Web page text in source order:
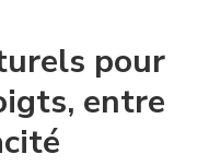
pour
entre